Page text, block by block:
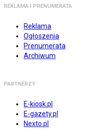
REKLAMA I PRENUMERATA
Reklama
Ogłoszenia
Prenumerata
Archiwum
PARTNERZY
E-kiosk.pl
E-gazety.pl
Nexto.pl